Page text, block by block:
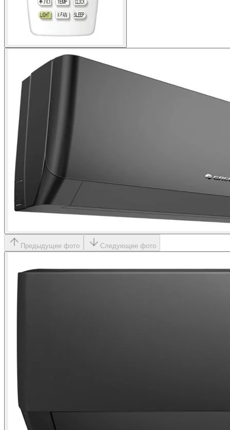
Предыдущее фото Следующее фото